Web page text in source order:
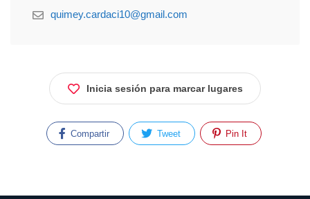
quimey.cardaci10@gmail.com
Inicia sesión para marcar lugares
Compartir Tweet Pin It